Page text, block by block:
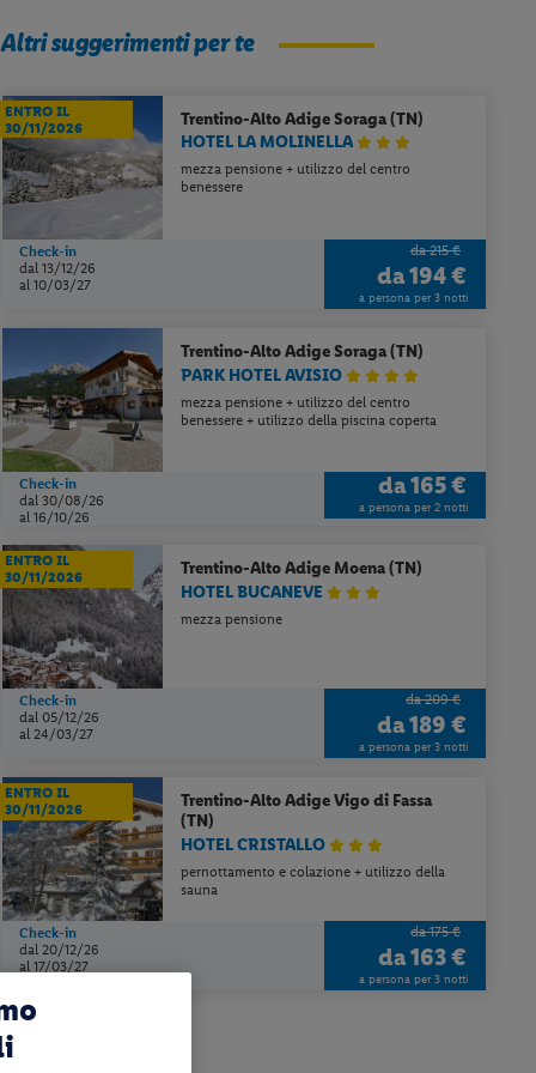
Altri suggerimenti per te
Trentino-Alto AdigeSoraga (TN)
HOTEL LA MOLINELLA
mezza pensione + utilizzo del centro
benessere
ENTRO IL
30/11/2026
Check-in
dal 13/12/26
al 10/03/27
da 215 €
da194 €
a persona per 3 notti
Trentino-Alto AdigeSoraga (TN)
PARK HOTEL AVISIO
mezza pensione + utilizzo del centro
benessere + utilizzo della piscina coperta
Check-in
dal 30/08/26
al 16/10/26
da165 €
a persona per 2 notti
Trentino-Alto Adige Moena (TN)
HOTEL BUCANEVE
mezza pensione
ENTRO IL
30/11/2026
Check-in
dal 05/12/26
al 24/03/27
da 209 €
da189 €
a persona per 3 notti
Trentino-Alto AdigeVigo di Fassa
(TN)
HOTEL CRISTALLO
pernottamento e colazione + utilizzo della
sauna
ENTRO IL
30/11/2026
Check-in
dal 20/12/26
al 17/03/27
da 175 €
da163 €
a persona per 3 notti